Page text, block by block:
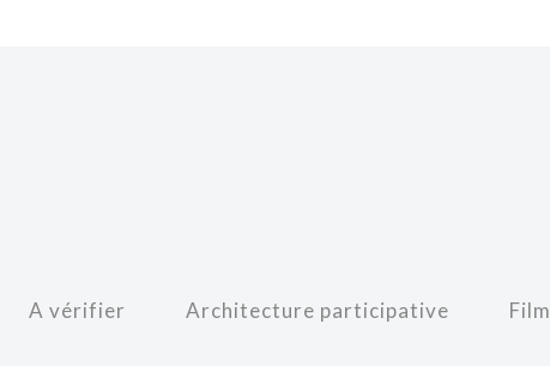
A vérifier Architecture participative